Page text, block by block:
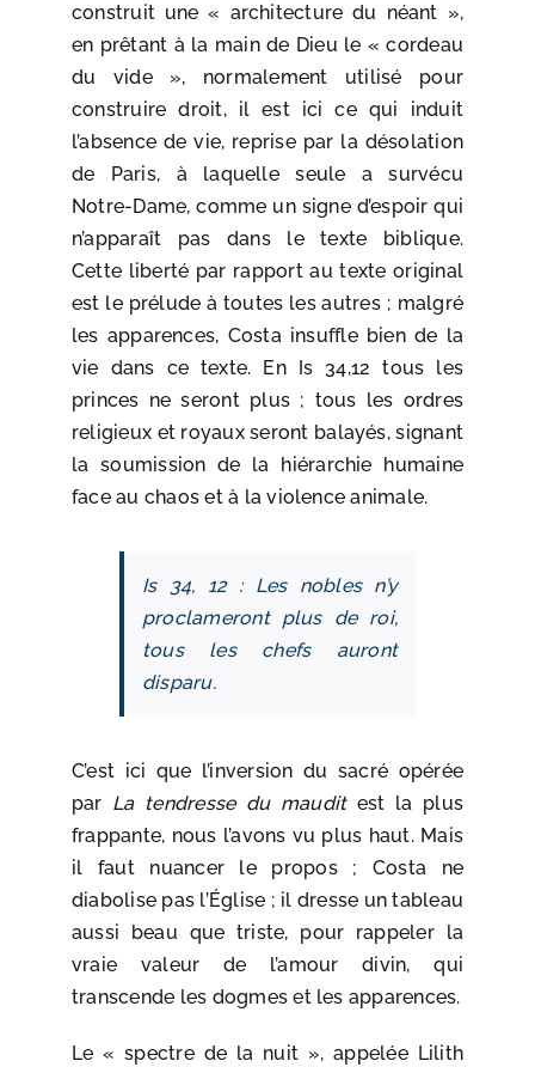
construit une « architecture du néant »,
en prêtant à la main de Dieu le « cordeau
du vide », normalement utilisé pour
construire droit, il est ici ce qui induit
l’absence de vie, reprise par la désolation
de Paris, à laquelle seule a survécu
Notre-Dame, comme un signe d’espoir qui
n’apparaît pas dans le texte biblique.
Cette liberté par rapport au texte original
est le prélude à toutes les autres ; malgré
les apparences, Costa insuffle bien de la
vie dans ce texte. En Is 34,12 tous les
princes ne seront plus ; tous les ordres
religieux et royaux seront balayés, signant
la soumission de la hiérarchie humaine
face au chaos et à la violence animale.
Is 34, 12 : Les nobles n’y
proclameront plus de roi,
tous les chefs auront
disparu.
C’est ici que l’inversion du sacré opérée
par La tendresse du mauditest la plus
frappante, nous l’avons vu plus haut. Mais
il faut nuancer le propos ; Costa ne
diabolise pas l’Église ; il dresse un tableau
aussi beau que triste, pour rappeler la
vraie valeur de l’amour divin, qui
transcende les dogmes et les apparences.
Le « spectre de la nuit », appelée Lilith